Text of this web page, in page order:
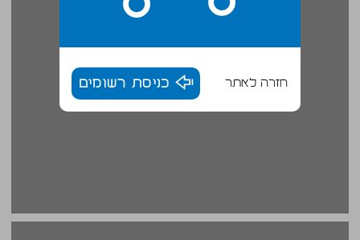
חזרה לאתר כניסת רשומים